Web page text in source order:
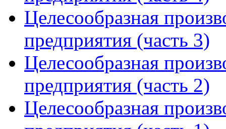
Целесообразная
предприятия (часть 3)
Целесообразная
предприятия (часть 2)
Целесообразная